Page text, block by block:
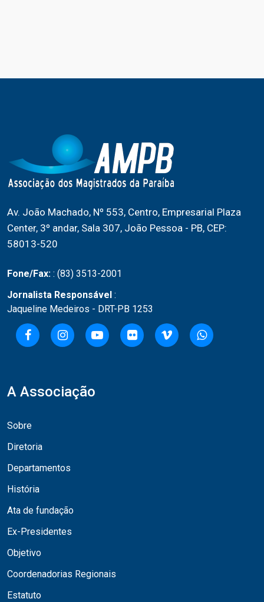
Av. João Machado, Nº 553, Centro, Empresarial Plaza
Center, 3º andar, Sala 307, João Pessoa - PB, CEP:
58013-520
Fone/Fax: : (83) 3513-2001
Jornalista Responsável :
Jaqueline Medeiros - DRT-PB 1253
A Associação
Sobre
Diretoria
Departamentos
História
Ata de fundação
Ex-Presidentes
Objetivo
Coordenadorias Regionais
Estatuto